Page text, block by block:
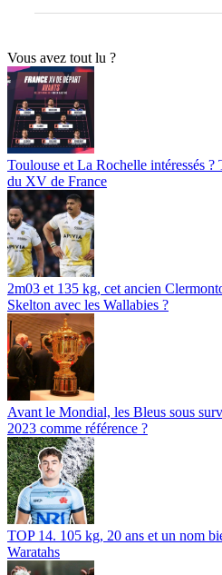
Vous avez tout lu ?
Toulouse et La Rochelle intéressés
du XV de France
2m03 et 135 kg, cet ancien
Skelton avec les Wallabies ?
Avant le Mondial, les Bleus sous
2023 comme référence ?
TOP 14. 105 kg, 20 ans et un nom
Waratahs